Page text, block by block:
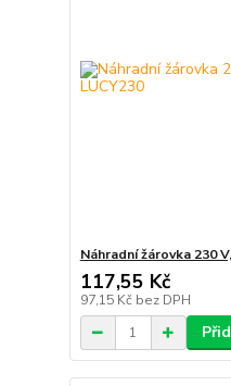
Náhradní žárovka 230
117,55 Kč
97,15 Kč bez DPH